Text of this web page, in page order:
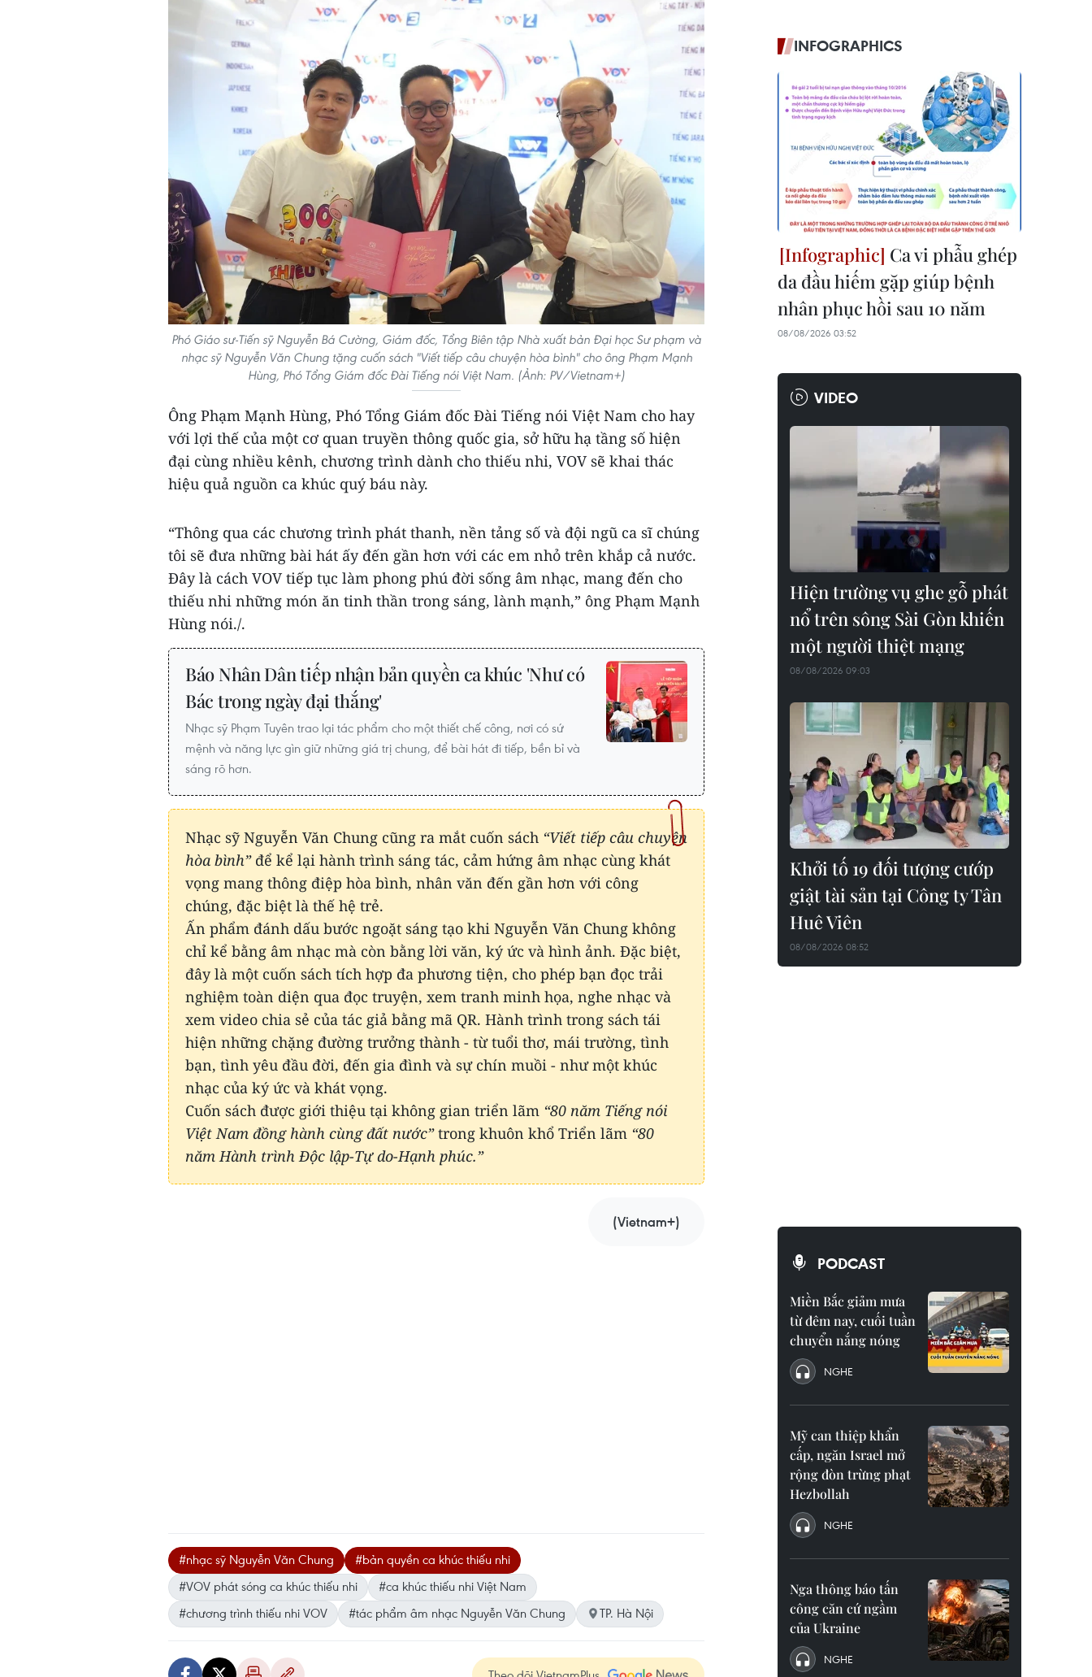
Phó Giáo sư-Tiến sỹ Nguyễn Bá Cường, Giám đốc, Tổng Biên tập Nhà xuất bản Đại học Sư phạm và
nhạc sỹ Nguyễn Văn Chung tặng cuốn sách "Viết tiếp câu chuyện hòa bình" cho ông Phạm Mạnh
Hùng, Phó Tổng Giám đốc Đài Tiếng nói Việt Nam. (Ảnh: PV/Vietnam+)
Ông Phạm Mạnh Hùng, Phó Tổng Giám đốc Đài Tiếng nói Việt Nam cho hay
với lợi thế của một cơ quan truyền thông quốc gia, sở hữu hạ tầng số hiện
đại cùng nhiều kênh, chương trình dành cho thiếu nhi, VOV sẽ khai thác
hiệu quả nguồn ca khúc quý báu này.
“Thông qua các chương trình phát thanh, nền tảng số và đội ngũ ca sĩ chúng
tôi sẽ đưa những bài hát ấy đến gần hơn với các em nhỏ trên khắp cả nước.
Đây là cách VOV tiếp tục làm phong phú đời sống âm nhạc, mang đến cho
thiếu nhi những món ăn tinh thần trong sáng, lành mạnh,” ông Phạm Mạnh
Hùng nói./.
Báo Nhân Dân tiếp nhận bản quyền ca khúc 'Như có
Bác trong ngày đại thắng'
Nhạc sỹ Phạm Tuyên trao lại tác phẩm cho một thiết chế công, nơi có sứ
mệnh và năng lực gìn giữ những giá trị chung, để bài hát đi tiếp, bền bỉ và
sáng rõ hơn.
Nhạc sỹ Nguyễn Văn Chung cũng ra mắt cuốn sách “Viết tiếp câu chuyện
hòa bình” để kể lại hành trình sáng tác, cảm hứng âm nhạc cùng khát
vọng mang thông điệp hòa bình, nhân văn đến gần hơn với công
chúng, đặc biệt là thế hệ trẻ.
Ấn phẩm đánh dấu bước ngoặt sáng tạo khi Nguyễn Văn Chung không
chỉ kể bằng âm nhạc mà còn bằng lời văn, ký ức và hình ảnh. Đặc biệt,
đây là một cuốn sách tích hợp đa phương tiện, cho phép bạn đọc trải
nghiệm toàn diện qua đọc truyện, xem tranh minh họa, nghe nhạc và
xem video chia sẻ của tác giả bằng mã QR. Hành trình trong sách tái
hiện những chặng đường trưởng thành - từ tuổi thơ, mái trường, tình
bạn, tình yêu đầu đời, đến gia đình và sự chín muồi - như một khúc
nhạc của ký ức và khát vọng.
Cuốn sách được giới thiệu tại không gian triển lãm “80 năm Tiếng nói
Việt Nam đồng hành cùng đất nước”trong khuôn khổ Triển lãm “80
năm Hành trình Độc lập-Tự do-Hạnh phúc.”
(Vietnam+)
#nhạc sỹ Nguyễn Văn Chung
#bản quyền ca khúc thiếu nhi
#VOV phát sóng ca khúc thiếu nhi
#ca khúc thiếu nhi Việt Nam
#chương trình thiếu nhi VOV
#tác phẩm âm nhạc Nguyễn Văn Chung TP. Hà Nội
INFOGRAPHICS
Ca vi phẫu ghép
da đầu hiếm gặp giúp bệnh
nhân phục hồi sau 10 năm
08/08/2026 03:52
VIDEO
Hiện trường vụ ghe gỗ phát
nổ trên sông Sài Gòn khiến
một người thiệt mạng
08/08/2026 09:03
Khởi tố 19 đối tượng cướp
giật tài sản tại Công ty Tân
Huê Viên
08/08/2026 08:52
PODCAST
Miền Bắc giảm mưa
từ đêm nay, cuối tuần
chuyển nắng nóng
NGHE
Mỹ can thiệp khẩn
cấp, ngăn Israel mở
rộng đòn trừng phạt
Hezbollah
NGHE
Nga thông báo tấn
công căn cứ ngầm
của Ukraine
NGHE